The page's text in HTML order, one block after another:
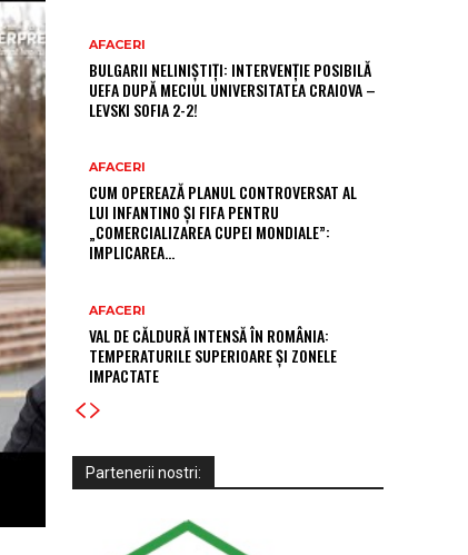
AFACERI
BULGARII NELINIȘTIȚI: INTERVENȚIE POSIBILĂ
UEFA DUPĂ MECIUL UNIVERSITATEA CRAIOVA –
LEVSKI SOFIA 2-2!
AFACERI
CUM OPEREAZĂ PLANUL CONTROVERSAT AL
LUI INFANTINO ȘI FIFA PENTRU
„COMERCIALIZAREA CUPEI MONDIALE”:
IMPLICAREA…
AFACERI
VAL DE CĂLDURĂ INTENSĂ ÎN ROMÂNIA:
TEMPERATURILE SUPERIOARE ȘI ZONELE
IMPACTATE
Partenerii nostri: